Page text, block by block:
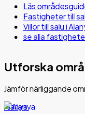
Läs
Fastigheter till
Villor till salu i
se alla
Utforska
Jämför närliggande
Alanya